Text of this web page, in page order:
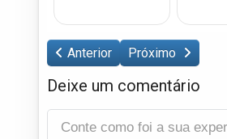
Anterior Próximo
Deixe um comentário